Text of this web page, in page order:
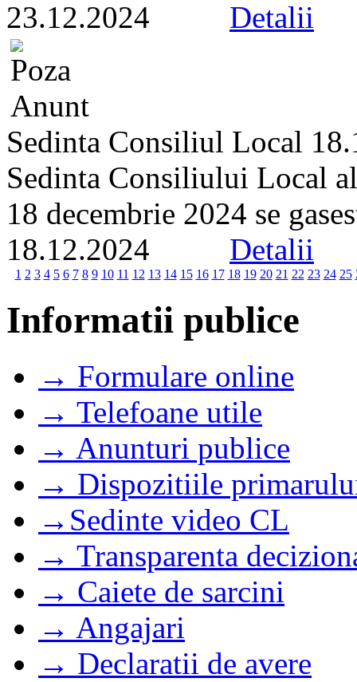
23.12.2024 Detalii
Sedinta Consiliul Local
Sedinta Consiliului Local
18 decembrie 2024 se
18.12.2024 Detalii
1 2 3 4 5 6 7 8 9 10 11 12 13 14 15 16 17 18 19 20 21 22 23 24 25
Informatii publice
→ Formulare online
→ Telefoane utile
→ Anunturi publice
→ Dispozitiile
→Sedinte video CL
→ Transparenta
→ Caiete de sarcini
→ Angajari
→ Declaratii de avere